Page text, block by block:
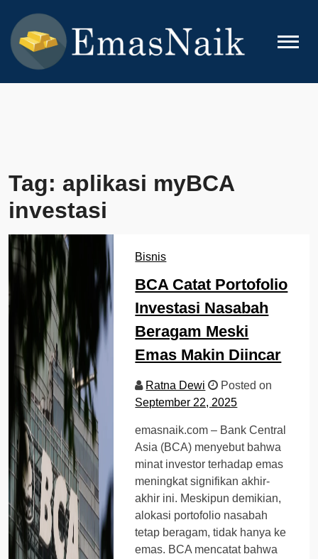
content
EMASNAIK
Topik Seputar Emas
Tag: aplikasi myBCA
investasi
Bisnis
BCA Catat Portofolio
Investasi Nasabah
Beragam Meski
Emas Makin Diincar
Ratna Dewi
Posted on
September 22, 2025
emasnaik.com – Bank Central
Asia (BCA) menyebut bahwa
minat investor terhadap emas
meningkat signifikan akhir-
akhir ini. Meskipun demikian,
alokasi portofolio nasabah
tetap beragam, tidak hanya ke
emas. BCA mencatat bahwa